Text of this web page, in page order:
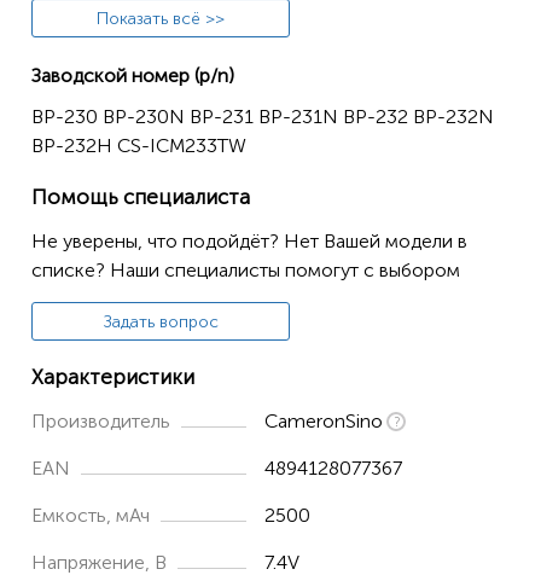
Вихрь 302
Вихрь 371
ICOM
IC-A14
IC-A14S
IC-F14S
IC-F15
IC-F15S
Показать всё >>
Заводской номер (p/n)
BP-230 BP-230N BP-231 BP-231N BP-232 BP-232N
BP-232H CS-ICM233TW
Помощь специалиста
Не уверены, что подойдёт? Нет Вашей модели в
списке? Наши специалисты помогут с выбором
Задать вопрос
Характеристики
Производитель CameronSino
EAN 4894128077367
Емкость, мАч 2500
Напряжение, В 7.4V